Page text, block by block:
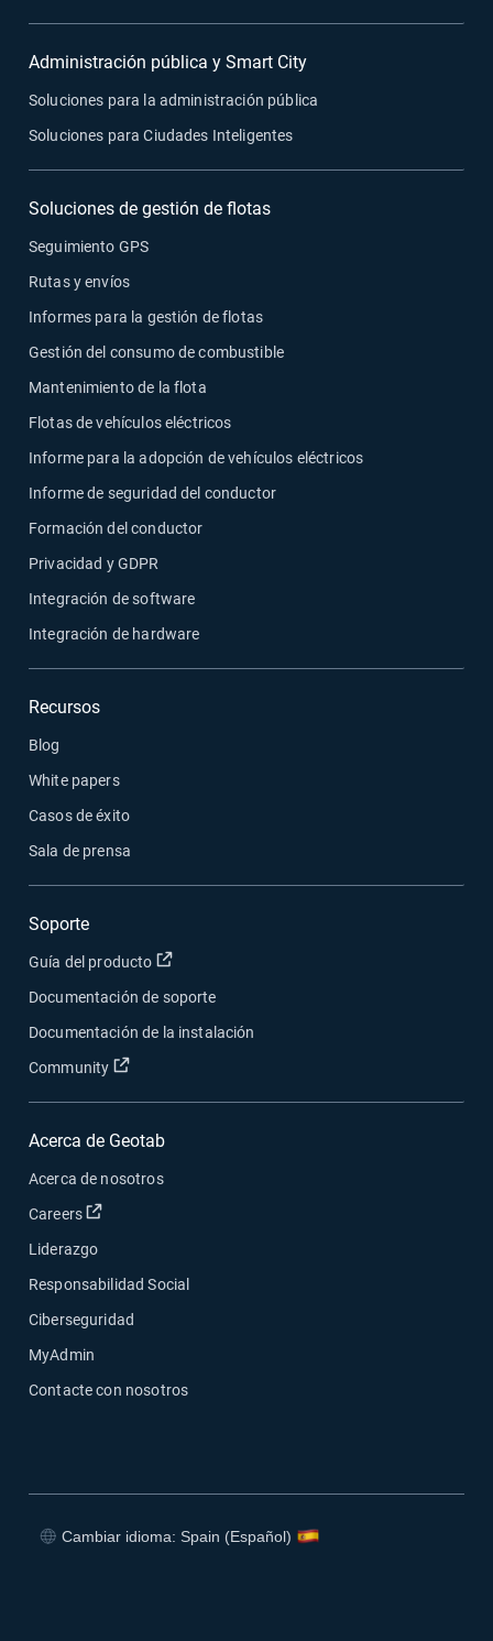
Administración pública y Smart City
Soluciones para la administración pública
Soluciones para Ciudades Inteligentes
Soluciones de gestión de flotas
Seguimiento GPS
Rutas y envíos
Informes para la gestión de flotas
Gestión del consumo de combustible
Mantenimiento de la flota
Flotas de vehículos eléctricos
Informe para la adopción de vehículos eléctricos
Informe de seguridad del conductor
Formación del conductor
Privacidad y GDPR
Integración de software
Integración de hardware
Recursos
Blog
White papers
Casos de éxito
Sala de prensa
Soporte
Guía del producto Abrir en una nueva ventana
Documentación de soporte
Documentación de la instalación
Community
Abrir en una nueva ventana
Acerca de Geotab
Acerca de nosotros
Careers
Abrir en una nueva ventana
Liderazgo
Responsabilidad Social
Ciberseguridad
MyAdmin
Contacte con nosotros
Cambiar idioma: Spain (Español)